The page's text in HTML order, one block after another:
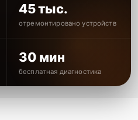
45 тыс.
отремонтировано устройств
30 мин
бесплатная диагностика